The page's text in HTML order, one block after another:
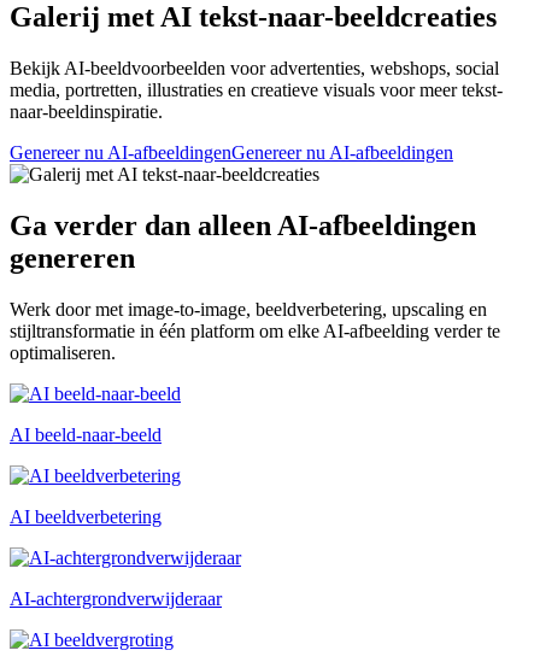
Galerij met AI tekst-naar-beeldcreaties
Bekijk AI-beeldvoorbeelden voor advertenties, webshops, social
media, portretten, illustraties en creatieve visuals voor meer tekst-
naar-beeldinspiratie.
Genereer nu AI-afbeeldingenGenereer nu AI-afbeeldingen
Ga verder dan alleen AI-afbeeldingen
genereren
Werk door met image-to-image, beeldverbetering, upscaling en
stijltransformatie in één platform om elke AI-afbeelding verder te
optimaliseren.
AI beeld-naar-beeld
AI beeldverbetering
AI-achtergrondverwijderaar